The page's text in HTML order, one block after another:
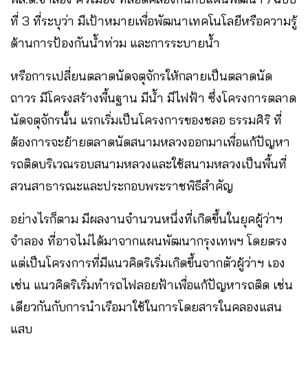
ที่ 3 ที่ระบุว่า มีเป้าหมายเพื่อพัฒนาเทคโนโลยีหรือความรู้
ด้านการป้องกันน้ำท่วม และการระบายน้ำ
หรือการเปลี่ยนตลาดนัดจตุจักรให้กลายเป็นตลาดนัด
ถาวร มีโครงสร้างพื้นฐาน มีน้ำ มีไฟฟ้า ซึ่งโครงการตลาด
นัดจตุจักรนั้น แรกเริ่มเป็นโครงการของชลอ ธรรมศิริ ที่
ต้องการจะย้ายตลาดนัดสนามหลวงออกมาเพื่อแก้ปัญหา
รถติดบริเวณรอบสนามหลวงและใช้สนามหลวงเป็นพื้นที่
สวนสาธารณะและประกอบพระราชพิธีสำคัญ
อย่างไรก็ตาม มีผลงานจำนวนหนึ่งที่เกิดขึ้นในยุคผู้ว่าฯ
จำลอง ที่อาจไม่ได้มาจากแผนพัฒนากรุงเทพฯ โดยตรง
แต่เป็นโครงการที่มีแนวคิดริเริ่มเกิดขึ้นจากตัวผู้ว่าฯ เอง
เช่น แนวคิดริเริ่มทำรถไฟลอยฟ้าเพื่อแก้ปัญหารถติด เช่น
เดียวกันกับการนำเรือมาใช้ในการโดยสารในคลองแสน
แสบ